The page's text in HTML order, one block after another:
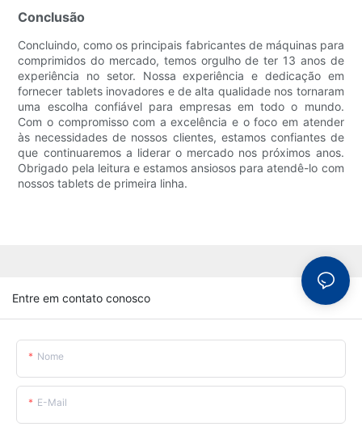
Conclusão
Concluindo, como os principais fabricantes de máquinas para
comprimidos do mercado, temos orgulho de ter 13 anos de
experiência no setor. Nossa experiência e dedicação em
fornecer tablets inovadores e de alta qualidade nos tornaram
uma escolha confiável para empresas em todo o mundo.
Com o compromisso com a excelência e o foco em atender
às necessidades de nossos clientes, estamos confiantes de
que continuaremos a liderar o mercado nos próximos anos.
Obrigado pela leitura e estamos ansiosos para atendê-lo com
nossos tablets de primeira linha.
Entre em contato conosco
Nome
E-Mail